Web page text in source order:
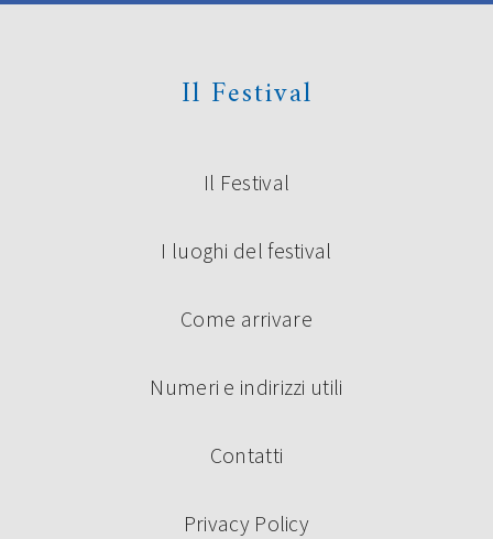
Il Festival
Il Festival
I luoghi del festival
Come arrivare
Numeri e indirizzi utili
Contatti
Privacy Policy